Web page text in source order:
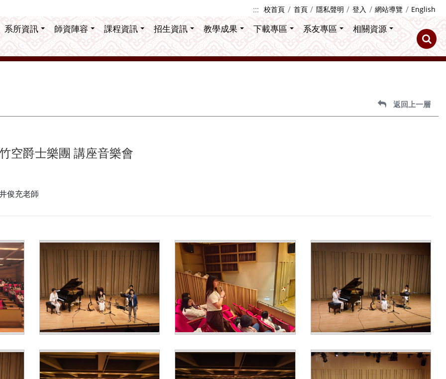
::: 校首頁 首頁 隱私聲明 登入 網站導覽 English
系所資訊 師資陣容 課程資訊 招生資訊 教學成果 下載專區 系友專區 相關資源
返回上一層
空爵士樂團 講座音樂會
俊充老師